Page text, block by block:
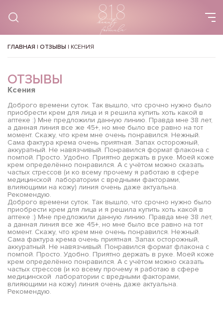
ГЛАВНАЯ | ОТЗЫВЫ | КСЕНИЯ
ОТЗЫВЫ
Ксения
Доброго времени суток. Так вышло, что срочно нужно было
приобрести крем для лица и я решила купить хоть какой в
аптеке :) Мне предложили данную линию. Правда мне 38 лет,
а данная линия все же 45+, но мне было все равно на тот
момент. Скажу, что крем мне очень понравился. Нежный.
Сама фактура крема очень приятная. Запах осторожный,
аккуратный. Не навязчивый. Понравился формат флакона с
помпой. Просто. Удобно. Приятно держать в руке. Моей коже
крем определённо понравился. А с учётом можно сказать
частых стрессов (и ко всему прочему я работаю в сфере
медицинской лаборатории с вредными факторами,
влияющими на кожу) линия очень даже актуальна.
Рекомендую.
Доброго времени суток. Так вышло, что срочно нужно было
приобрести крем для лица и я решила купить хоть какой в
аптеке :) Мне предложили данную линию. Правда мне 38 лет,
а данная линия все же 45+, но мне было все равно на тот
момент. Скажу, что крем мне очень понравился. Нежный.
Сама фактура крема очень приятная. Запах осторожный,
аккуратный. Не навязчивый. Понравился формат флакона с
помпой. Просто. Удобно. Приятно держать в руке. Моей коже
крем определённо понравился. А с учётом можно сказать
частых стрессов (и ко всему прочему я работаю в сфере
медицинской лаборатории с вредными факторами,
влияющими на кожу) линия очень даже актуальна.
Рекомендую.